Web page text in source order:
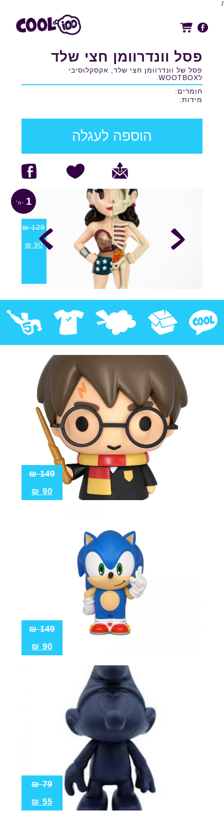
/
פסל וונדרוומן חצי שלד
פסל של וונדרוומן חצי שלד, אקסקלוסיבי
לWOOTBOX.
חומרים:
מידות:
הוספה לעגלה
1
129
₪
90
₪
אספנות
Pop! מבצע
149
₪
90
₪
149
₪
90
₪
79
₪
55
₪